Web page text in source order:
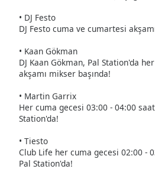
• DJ Festo
DJ Festo cuma ve cumartesi
• Kaan Gökman
DJ Kaan Gökman, Pal Station'da
akşamı mikser başında!
• Martin Garrix
Her cuma gecesi 03:00 - 04:00
Station'da!
• Tiesto
Club Life her cuma gecesi 02:00 -
Pal Station'da!